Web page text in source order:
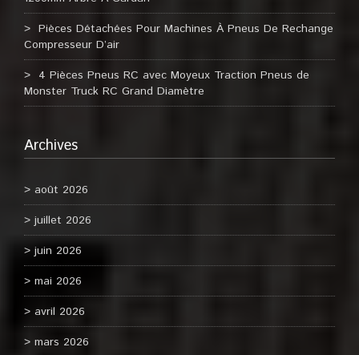
Pièces Détachées Pour Machines À Pneus De Rechange
Compresseur D’air
4 Pièces Pneus RC avec Moyeux Traction Pneus de
Monster Truck RC Grand Diamètre
Archives
août 2026
juillet 2026
juin 2026
mai 2026
avril 2026
mars 2026